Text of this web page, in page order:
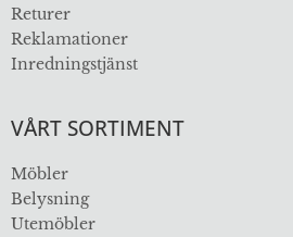
Returer
Reklamationer
Inredningstjänst
VÅRT SORTIMENT
Möbler
Belysning
Utemöbler